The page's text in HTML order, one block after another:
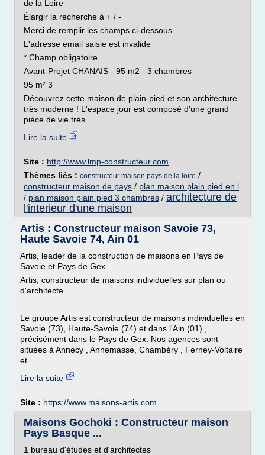
de la Loire
Élargir la recherche à + / -
Merci de remplir les champs ci-dessous
L'adresse email saisie est invalide
* Champ obligatoire
Avant-Projet CHANAIS - 95 m2 - 3 chambres
95 m² 3
Découvrez cette maison de plain-pied et son architecture
très moderne ! L'espace jour est composé d'une grand
pièce de vie très...
Lire la suite
Site : http://www.lmp-constructeur.com
Thèmes liés : constructeur maison pays de la loire /
constructeur maison de pays / plan maison plain pied en l
/ plan maison plain pied 3 chambres / architecture de
l'interieur d'une maison
Artis : Constructeur maison Savoie 73,
Haute Savoie 74, Ain 01
Artis, leader de la construction de maisons en Pays de
Savoie et Pays de Gex
Artis, constructeur de maisons individuelles sur plan ou
d'architecte
Le groupe Artis est constructeur de maisons individuelles en
Savoie (73), Haute-Savoie (74) et dans l'Ain (01) ,
précisément dans le Pays de Gex. Nos agences sont
situées à Annecy , Annemasse, Chambéry , Ferney-Voltaire
et...
Lire la suite
Site : https://www.maisons-artis.com
Maisons Gochoki : Constructeur maison
Pays Basque ...
1 bureau d'études et d'architectes